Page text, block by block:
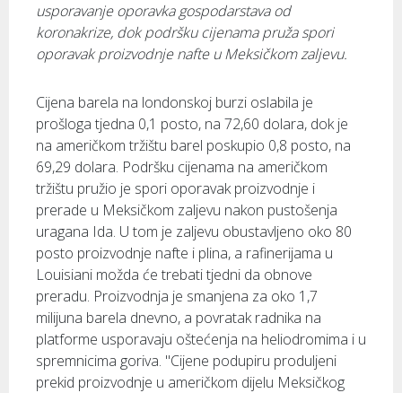
usporavanje oporavka gospodarstava od
koronakrize, dok podršku cijenama pruža spori
oporavak proizvodnje nafte u Meksičkom zaljevu.
Cijena barela na londonskoj burzi oslabila je
prošloga tjedna 0,1 posto, na 72,60 dolara, dok je
na američkom tržištu barel poskupio 0,8 posto, na
69,29 dolara. Podršku cijenama na američkom
tržištu pružio je spori oporavak proizvodnje i
prerade u Meksičkom zaljevu nakon pustošenja
uragana Ida. U tom je zaljevu obustavljeno oko 80
posto proizvodnje nafte i plina, a rafinerijama u
Louisiani možda će trebati tjedni da obnove
preradu. Proizvodnja je smanjena za oko 1,7
milijuna barela dnevno, a povratak radnika na
platforme usporavaju oštećenja na heliodromima i u
spremnicima goriva. "Cijene podupiru produljeni
prekid proizvodnje u američkom dijelu Meksičkog